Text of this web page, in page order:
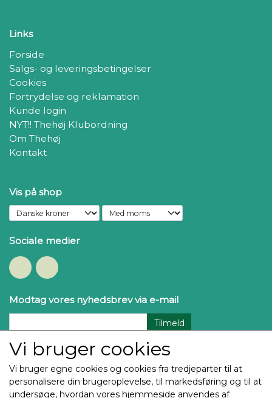
Links
Forside
Salgs- og leveringsbetingelser
Cookies
Fortrydelse og reklamation
Kunde login
NYT!! Thehøj Klubordning
Om Thehøj
Kontakt
Vis på shop
Sociale medier
Modtag vores nyhedsbrev via e-mail
Tilmeld
Vi bruger cookies
Vi bruger egne cookies og cookies fra tredjeparter til at
personalisere din brugeroplevelse, til markedsføring og til at
undersøge, hvordan vores hjemmeside anvendes af